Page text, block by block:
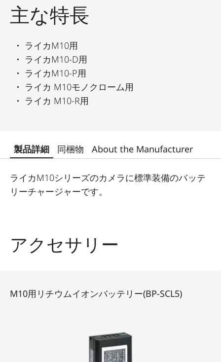
主な特長
ライカM10用
ライカM10-D用
ライカM10-P用
ライカ M10モノクローム用
ライカ M10-R用
製品詳細 同梱物 About the Manufacturer
ライカM10シリーズのカメラに標準装備のバッテ
リーチャージャーです。
アクセサリー
M10用リチウムイオンバッテリー(BP-SCL5)